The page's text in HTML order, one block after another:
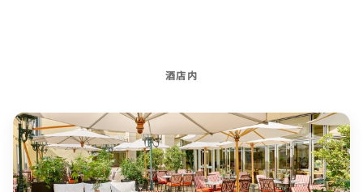
酒店内